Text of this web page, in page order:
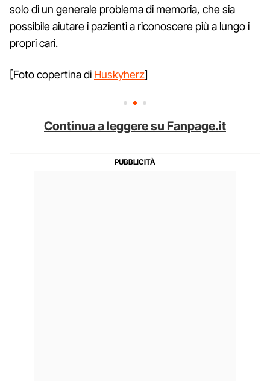
solo di un generale problema di memoria, che sia
possibile aiutare i pazienti a riconoscere più a lungo i
propri cari.
[Foto copertina di Huskyherz]
Continua a leggere su Fanpage.it